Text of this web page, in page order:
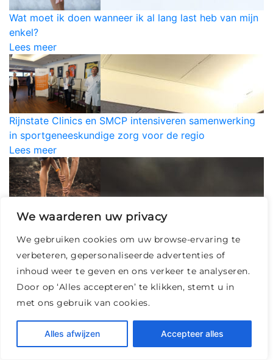
We waarderen uw privacy
We gebruiken cookies om uw browse-ervaring te
verbeteren, gepersonaliseerde advertenties of
inhoud weer te geven en ons verkeer te analyseren.
Door op ‘Alles accepteren’ te klikken, stemt u in
met ons gebruik van cookies.
Alles afwijzen Accepteer alles
Wat moet ik doen wanneer ik al lang last heb van mijn
enkel?
Lees meer
Rijnstate Clinics en SMCP intensiveren samenwerking
in sportgeneeskundige zorg voor de regio
Lees meer
Wat te doen bij een zweepslag van de kuit?
Lees meer
Lees meer